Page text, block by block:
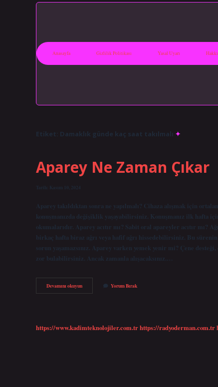
Anasayfa Gizlilik Politikası Yasal Uyarı
Etiket: Damaklık günde kaç saat takılmalı
Aparey Ne Zaman Çıkar
Tarih: Kasım 10, 2024
Aparey takıldıktan sonra ne yapılmalı? Cihaza alışmak için
konuşmanızda değişiklik yaşayabilirsiniz. Konuşmanız ilk hafta
okumalarıdır. Aparey acıtır mı? Sabit oral apareyler acıtır mı?
birkaç hafta biraz ağrı veya hafif ağrı hissedebilirsiniz. Bu
sorun yaşamazsınız. Aparey varken yemek yenir mi? Çene
zor bulabilirsiniz. Ancak zamanla alışacaksınız.…
Devamını okuyunAparey
Ne
Yorum Bırak
https://www.kadimteknolojiler.com.trhttps://radyoderman.com.tr